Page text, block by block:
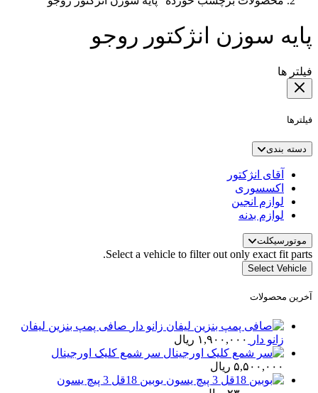
پایه سوزن انژکتور روجو
فیلتر ها
فیلترها
دسته بندی
آقای انژکتور
اکسسوری
لوازم انجین
لوازم بدنه
موتورسیکلت
Select a vehicle to filter out only exact fit parts.
Select Vehicle
آخرین محصولات
صافی پمپ بنزین لیفان
زانو دار
۱,۹۰۰,۰۰۰ ریال
سر شمع کلیک اورجینال
۵,۵۰۰,۰۰۰ ریال
بوبین 18قل 3 پیچ یسون